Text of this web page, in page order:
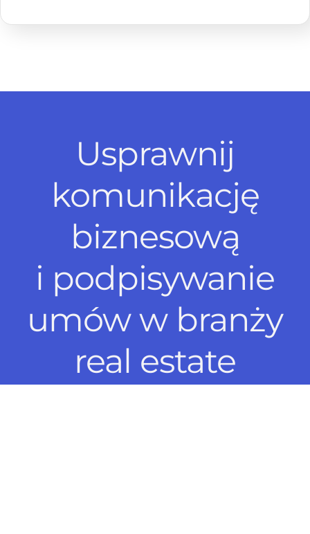
Usprawnij
komunikację
biznesową
i podpisywanie
umów w branży
real estate